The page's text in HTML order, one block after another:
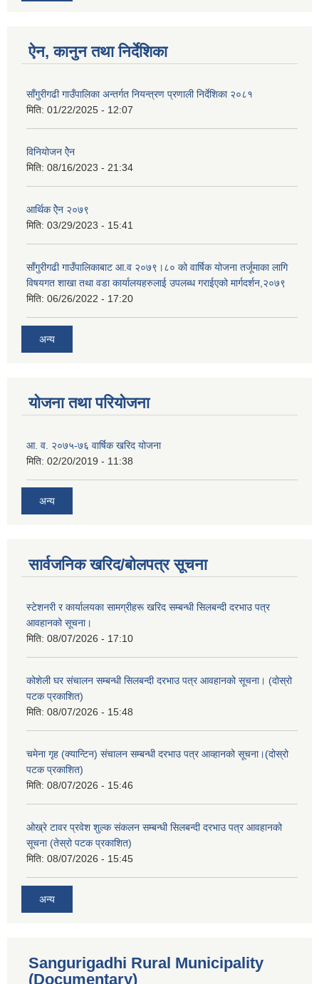
ऐन, कानुन तथा निर्देशिका
साँगुरीगढी गाउँपालिका अन्तर्गत नियन्त्रण प्रणाली निर्देशिका २०८१
मिति: 01/22/2025 - 12:07
विनियोजन ऐेन
मिति: 08/16/2023 - 21:34
आर्थिक ऐेन २०७९
मिति: 03/29/2023 - 15:41
साँगुरीगढी गाउँपालिकाबाट आ.व २०७९।८० को वार्षिक योजना तर्जूमाका लागि
विषयगत शाखा तथा वडा कार्यालयहरुलाई उपलब्ध गराईएको मार्गदर्शन,२०७९
मिति: 06/26/2022 - 17:20
अन्य
योजना तथा परियोजना
आ. व. २०७५-७६ वार्षिक खरिद योजना
मिति: 02/20/2019 - 11:38
अन्य
सार्वजनिक खरिद/बोलपत्र सूचना
स्टेशनरी र कार्यालयका सामग्रीहरू खरिद सम्बन्धी सिलबन्दी दरभाउ पत्र
आवहानको सूचना।
मिति: 08/07/2026 - 17:10
कोशेली घर संचालन सम्बन्धी सिलबन्दी दरभाउ पत्र आवहानको सूचना। (दोस्रो
पटक प्रकाशित)
मिति: 08/07/2026 - 15:48
चमेना गृह (क्यान्टिन) संचालन सम्बन्धी दरभाउ पत्र आव्हानको सूचना।(दोस्रो
पटक प्रकाशित)
मिति: 08/07/2026 - 15:46
ओख्रे टावर प्रवेश शुल्क संकलन सम्बन्धी सिलबन्दी दरभाउ पत्र आवहानको
सूचना (तेस्रो पटक प्रकाशित)
मिति: 08/07/2026 - 15:45
अन्य
Sangurigadhi Rural Municipality
(Documentary)